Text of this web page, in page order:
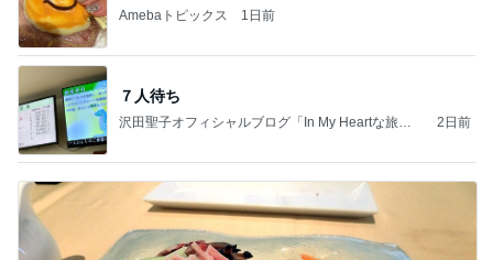
Amebaトピックス 1日前
７人待ち
沢田聖子オフィシャルブログ「In My Heartな旅日
2日前